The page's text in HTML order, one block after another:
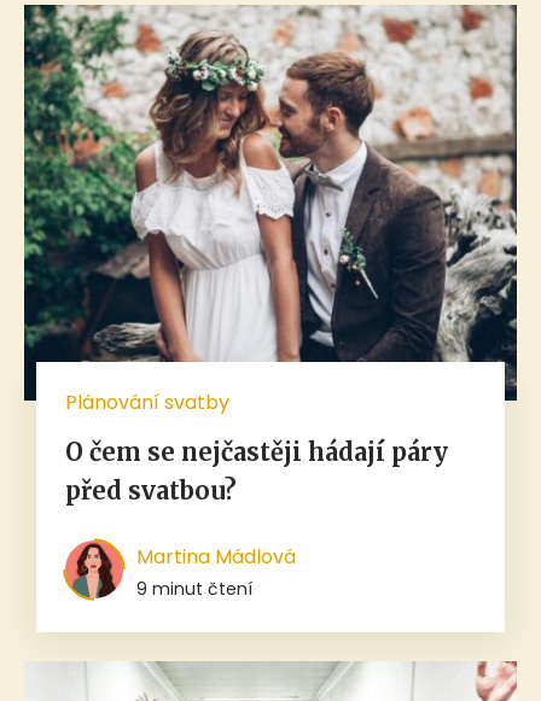
Plánování svatby
O čem se nejčastěji hádají páry
před svatbou?
Martina Mádlová
9 minut čtení